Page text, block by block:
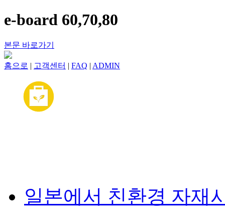
e-board 60,70,80
본문 바로가기
홈으로 | 고객센터 | FAQ | ADMIN
일본에서 친환경 자재